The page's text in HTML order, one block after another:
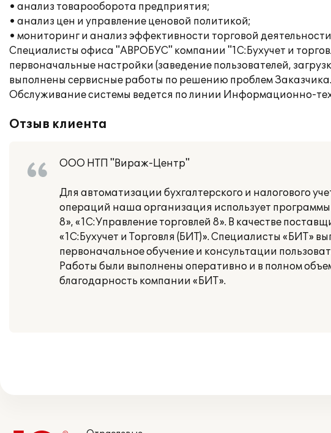
• анализ товарооборота предприятия;
• анализ цен и управление ценовой политикой;
• мониторинг и анализ эффективности торговой
Специалисты офиса "АВРОБУС" компании "1С:Бухучет и
первоначальные настройки (заведение пользователей,
выполнены сервисные работы по решению проблем Заказчика.
Обслуживание системы ведется по линии Информационно-
Отзыв клиента
ООО НТП "Вираж-Центр"
Для автоматизации бухгалтерского и налогового
операций наша организация использует
8», «1С:Управление торговлей 8». В качестве
«1С:Бухучет и Торговля (БИТ)». Специалисты «БИТ»
первоначальное обучение и консультации
Работы были выполнены оперативно и в полном
благодарность компании «БИТ».